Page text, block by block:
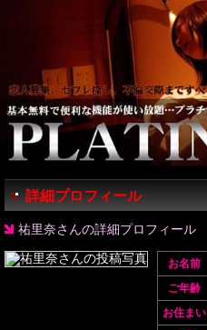
詳細プロフィール
祐里奈さんの詳細プロフィール
お名前
ご年齢
お住まい